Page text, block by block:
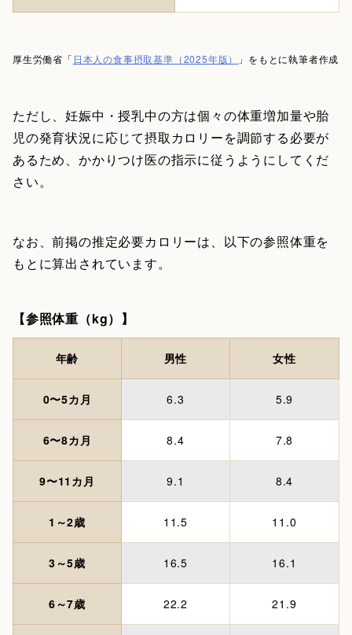
厚生労働省「 日本人の食事摂取基準（2025年版） 」をもとに執筆者作成
ただし、妊娠中・授乳中の方は個々の体重増加量や胎
児の発育状況に応じて摂取カロリーを調節する必要が
あるため、かかりつけ医の指示に従うようにしてくだ
さい。
なお、前掲の推定必要カロリーは、以下の参照体重を
もとに算出されています。
【参照体重（kg）】
年齢 男性 女性
0〜5カ月 6.3 5.9
6〜8カ月 8.4 7.8
9〜11カ月 9.1 8.4
1～2歳 11.5 11.0
3～5歳 16.5 16.1
6～7歳 22.2 21.9